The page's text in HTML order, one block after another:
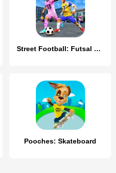
Street Football: Futsal Games
Pooches: Skateboard